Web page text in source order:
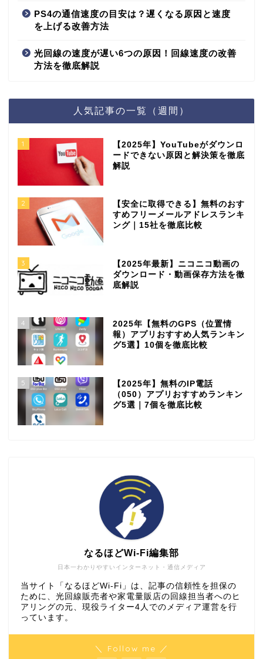
PS4の通信速度の目安は？遅くなる原因と速度
を上げる改善方法
光回線の速度が遅い6つの原因！回線速度の改善
方法を徹底解説
人気記事の一覧（週間）
1
【2025年】YouTubeがダウンロ
ードできない原因と解決策を徹底
解説
2
【安全に取得できる】無料のおす
すめフリーメールアドレスランキ
ング｜15社を徹底比較
3
【2025年最新】ニコニコ動画の
ダウンロード・動画保存方法を徹
底解説
4
2025年【無料のGPS（位置情
報）アプリおすすめ人気ランキン
グ5選】10個を徹底比較
5
【2025年】無料のIP電話
（050）アプリおすすめランキン
グ5選｜7個を徹底比較
日本一わかりやすいインターネット・通信メディア
なるほどWi-Fi編集部
当サイト「なるほどWi-Fi」は、記事の信頼性を担保の
ために、光回線販売者や家電量販店の回線担当者へのヒ
アリングの元、現役ライター4人でのメディア運営を行
っています。
＼ Follow me ／